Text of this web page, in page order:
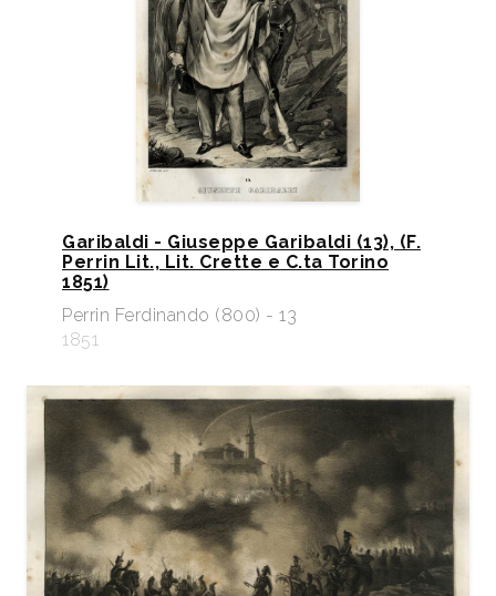
Garibaldi - Giuseppe Garibaldi (13), (F.
Perrin Lit., Lit. Crette e C.ta Torino
1851)
Perrin Ferdinando (800) - 13
1851